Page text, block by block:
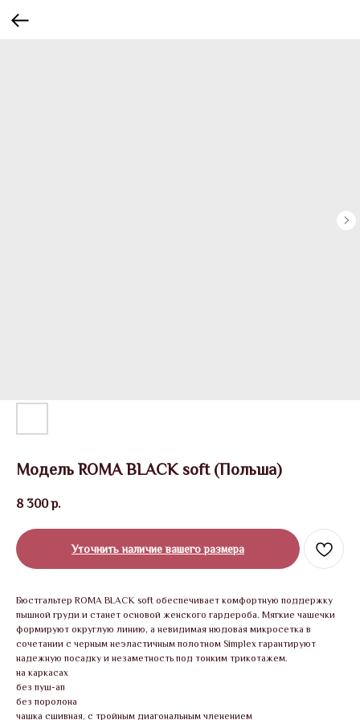
Модель ROMA BLACK soft (Польша)
8 300 р.
Уточнить наличие вашего размера
Бюстгальтер ROMA BLACK soft обеспечивает комфортную поддержку
пышной груди и станет основой женского гардероба. Мягкие чашечки
формируют округлую линию, а невидимая нюдовая микросетка в
сочетании с черным неэластичным полотном Simplex гарантируют
надежную посадку и незаметность под тонким трикотажем.
на каркасах
без пуш-ап
без поролона
чашка сшивная, с тройным диагональным членением